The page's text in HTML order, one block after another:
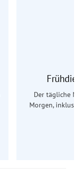
Der tägliche
Morgen,